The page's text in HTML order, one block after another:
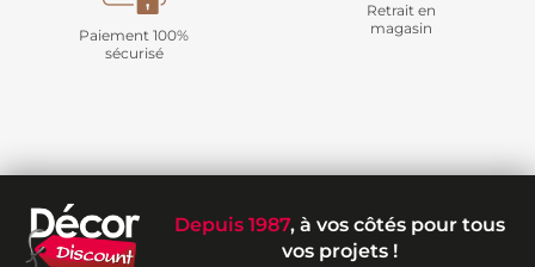
Paiement 100%
sécurisé
Retrait en
magasin
Depuis 1987, à vos côtés pour tous
vos projets !